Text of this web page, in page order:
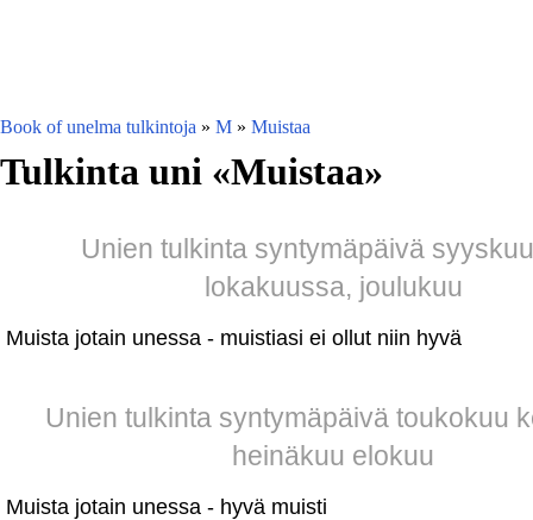
Book of unelma tulkintoja » M » Muistaa
Tulkinta uni «Muistaa»
Unien tulkinta syntymäpäivä
lokakuussa, joulukuu
Muista jotain unessa - muistiasi ei ollut niin hyvä
Unien tulkinta syntymäpäivä toukokuu
heinäkuu elokuu
Muista jotain unessa - hyvä muisti